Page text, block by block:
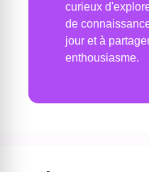
curieux
de
jour et à
enthousiasme.